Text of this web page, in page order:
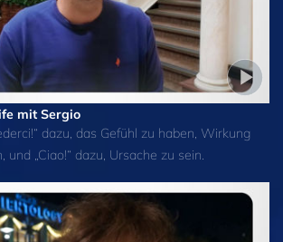
mit Sergio
dazu, das Gefühl zu haben, Wirkung
und „Ciao!“ dazu, Ursache zu sein.